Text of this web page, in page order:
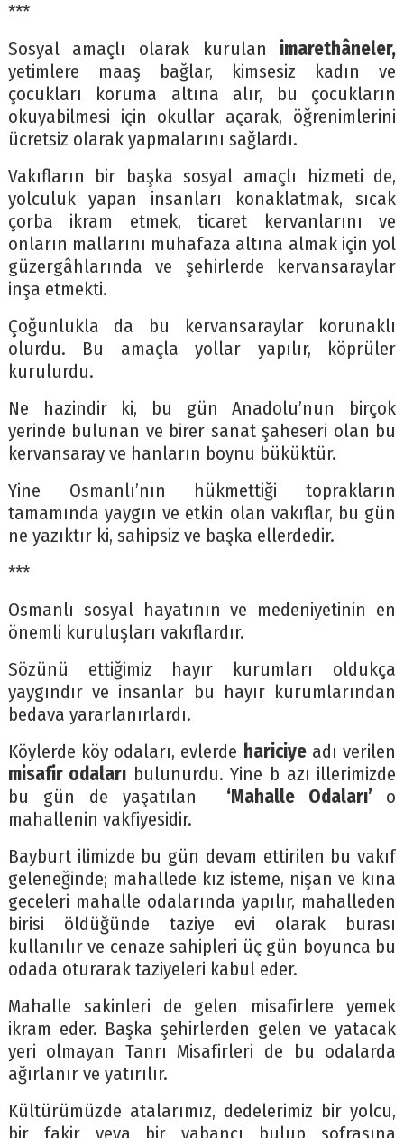
***
Sosyal amaçlı olarak kurulan imarethâneler,
yetimlere maaş bağlar, kimsesiz kadın ve
çocukları koruma altına alır, bu çocukların
okuyabilmesi için okullar açarak, öğrenimlerini
ücretsiz olarak yapmalarını sağlardı.
Vakıfların bir başka sosyal amaçlı hizmeti de,
yolculuk yapan insanları konaklatmak, sıcak
çorba ikram etmek, ticaret kervanlarını ve
onların mallarını muhafaza altına almak için yol
güzergâhlarında ve şehirlerde kervansaraylar
inşa etmekti.
Çoğunlukla da bu kervansaraylar korunaklı
olurdu. Bu amaçla yollar yapılır, köprüler
kurulurdu.
Ne hazindir ki, bu gün Anadolu’nun birçok
yerinde bulunan ve birer sanat şaheseri olan bu
kervansaray ve hanların boynu büküktür.
Yine Osmanlı’nın hükmettiği toprakların
tamamında yaygın ve etkin olan vakıflar, bu gün
ne yazıktır ki, sahipsiz ve başka ellerdedir.
***
Osmanlı sosyal hayatının ve medeniyetinin en
önemli kuruluşları vakıflardır.
Sözünü ettiğimiz hayır kurumları oldukça
yaygındır ve insanlar bu hayır kurumlarından
bedava yararlanırlardı.
Köylerde köy odaları, evlerde hariciyeadı verilen
misafir odaları bulunurdu. Yine b azı illerimizde
bu gün de yaşatılan ‘Mahalle Odaları’ o
mahallenin vakfiyesidir.
Bayburt ilimizde bu gün devam ettirilen bu vakıf
geleneğinde; mahallede kız isteme, nişan ve kına
geceleri mahalle odalarında yapılır, mahalleden
birisi öldüğünde taziye evi olarak burası
kullanılır ve cenaze sahipleri üç gün boyunca bu
odada oturarak taziyeleri kabul eder.
Mahalle sakinleri de gelen misafirlere yemek
ikram eder. Başka şehirlerden gelen ve yatacak
yeri olmayan Tanrı Misafirleri de bu odalarda
ağırlanır ve yatırılır.
Kültürümüzde atalarımız, dedelerimiz bir yolcu,